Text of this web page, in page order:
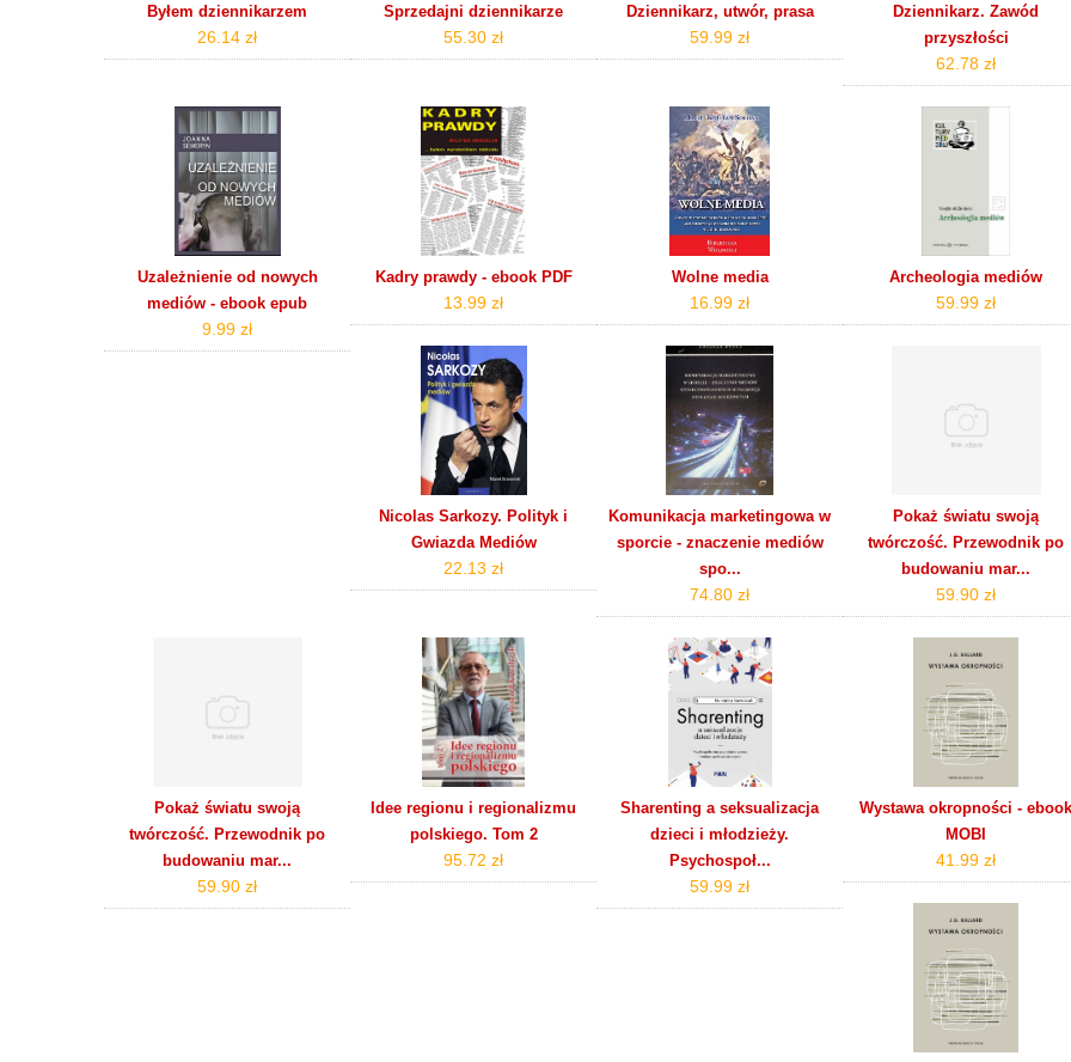
Byłem dziennikarzem
26.14 zł
Sprzedajni dziennikarze
55.30 zł
Dziennikarz, utwór, prasa
59.99 zł
Dziennikarz. Zawód
przyszłości
62.78 zł
Uzależnienie od nowych
mediów - ebook epub
9.99 zł
Kadry prawdy - ebook PDF
13.99 zł
Wolne media
16.99 zł
Archeologia mediów
59.99 zł
Nicolas Sarkozy. Polityk i
Gwiazda Mediów
22.13 zł
Komunikacja marketingowa w
sporcie - znaczenie mediów
spo...
74.80 zł
Pokaż światu swoją
twórczość. Przewodnik po
budowaniu mar...
59.90 zł
Pokaż światu swoją
twórczość. Przewodnik po
budowaniu mar...
59.90 zł
Idee regionu i regionalizmu
polskiego. Tom 2
95.72 zł
Sharenting a seksualizacja
dzieci i młodzieży.
Psychospoł...
59.99 zł
Wystawa okropności - ebook
MOBI
41.99 zł